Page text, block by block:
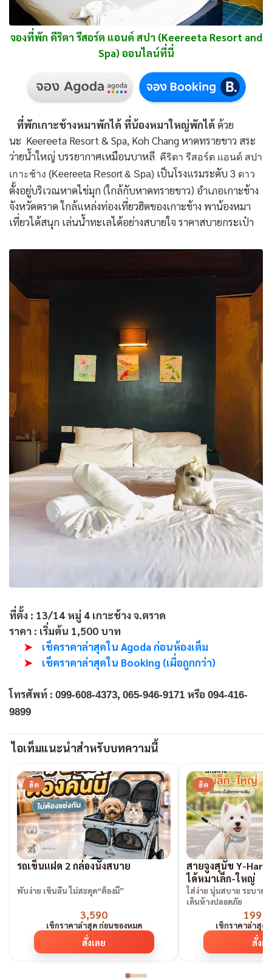
จองที่พัก คีริตา รีสอร์ต แอนด์ สปา (Keereeta Resort and
Spa) ออนไลน์ที่นี่
ที่พักเกาะช้างหมาพักได้ ที่น้องหมาใหญ่พักได้ ด้วย
นะ Keereeta Resort & Spa, Koh Chang หาดทรายขาว สระ
ว่ายน้ำใหญ่ บรรยากาศเหมือนบาหลี คีริตา รีสอร์ต แอนด์ สปา
เกาะช้าง (Keereeta Resort & Spa) เป็นโรงแรมระดับ 3 ดาว
ตั้งอยู่บริเวณหาดไข่มุก (ใกล้กับหาดทรายขาว) อำเภอเกาะช้าง
จังหวัดตราด ใกล้แหล่งท่องเที่ยวฮิตของเกาะช้าง พาน้องหมา
เที่ยวได้สนุก เล่นน้ำทะเลได้อย่างสบายใจ ราคาสบายกระเป๋า
ที่ตั้ง : 13/14 หมู่ 4 เกาะช้าง จ.ตราด
ราคา : เริ่มต้น 1,500 บาท
➤
เช็คราคาล่าสุดใน Agoda ก่อนห้องเต็ม
➤
เช็คราคาล่าสุดใน Booking (เผื่อถูกกว่า)
โทรศัพท์ : 099-608-4373, 065-946-9171 หรือ 094-416-
9899
ไอเท็มแนะนำสำหรับบทความนี้
ฮิต
รถเข็นแฝด 2 กล่องนั่งสบาย
พับง่าย เข็นลื่น ไม่สะดุด“ต้องมี”
3,590
เช็กราคาล่าสุด ก่อนของหมด
สั่งเลย
ฮิต
สายจูงสุนัข Y-
ได้หมาเล็ก-ใหญ่
ใส่ง่าย นุ่มสบาย ระบายอ
เดินห้างปลอดภัย
199
เช็กราคาล่าสุด
สั่งเ